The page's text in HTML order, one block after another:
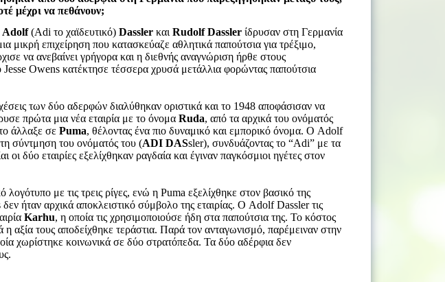
μέχρι να πεθάνουν;
Adolf(Adi το χαϊδευτικό)Dassler καιRudolf Dasslerίδρυσαν στη Γερμανία
μικρή επιχείρηση που κατασκεύαζε αθλητικά παπούτσια για τρέξιμο,
να ανεβαίνει γρήγορα και η διεθνής αναγνώριση ήρθε στους
Owens κατέκτησε τέσσερα χρυσά μετάλλια φορώντας παπούτσια
των δύο αδερφών διαλύθηκαν οριστικά και το 1948 αποφάσισαν να
πρώτα μια νέα εταιρία με το όνομαRuda, από τα αρχικά του ονόματός
άλλαξε σεPuma, θέλοντας ένα πιο δυναμικό και εμπορικό όνομα. Ο Adolf
σύντμηση του ονόματός του (ADI DASsler), συνδυάζοντας το “Adi” με τα
δύο εταιρίες εξελίχθηκαν ραγδαία και έγιναν παγκόσμιοι ηγέτες στον
με τις τρεις ρίγες, ενώ η Puma εξελίχθηκε στον βασικό της
δεν ήταν αρχικά αποκλειστικό σύμβολο της εταιρίας. Ο Adolf Dassler τις
Karhu, η οποία τις χρησιμοποιούσε ήδη στα παπούτσια της. Το κόστος
η αξία τους αποδείχθηκε τεράστια. Παρά τον ανταγωνισμό, παρέμειναν στην
χωρίστηκε κοινωνικά σε δύο στρατόπεδα. Τα δύο αδέρφια δεν